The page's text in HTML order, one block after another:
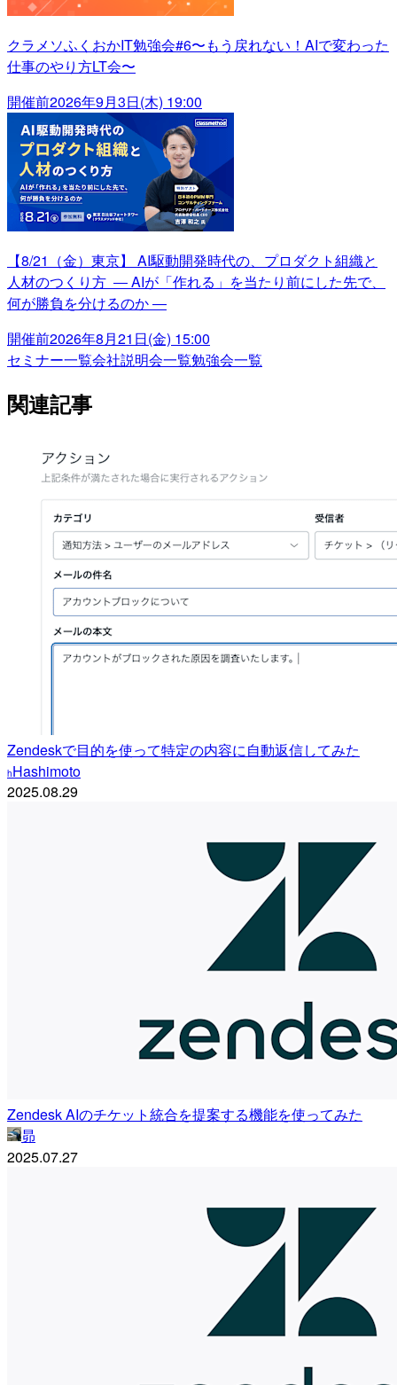
クラメソふくおかIT勉強会#6〜もう戻れない！AIで変わった
仕事のやり方LT会〜
開催前2026年9月3日(木) 19:00
【8/21（金）東京】 AI駆動開発時代の、プロダクト組織と
人材のつくり方 ― AIが「作れる」を当たり前にした先で、
何が勝負を分けるのか ―
開催前2026年8月21日(金) 15:00
セミナー一覧会社説明会一覧勉強会一覧
関連記事
Zendeskで目的を使って特定の内容に自動返信してみた
hHashimoto
2025.08.29
Zendesk AIのチケット統合を提案する機能を使ってみた
昴
2025.07.27